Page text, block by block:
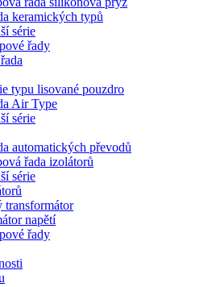
keramických typů
série
řady
typu lisované pouzdro
Air Type
série
automatických převodů
řada izolátorů
série
napětí
řady